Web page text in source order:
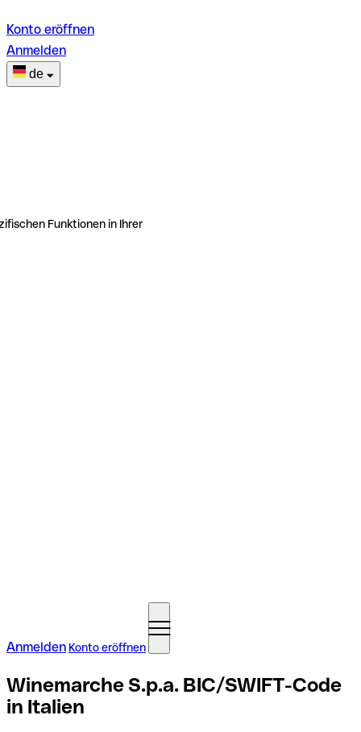
Konto eröffnen
Anmelden
de
Funktionen in Ihrer
Anmelden Konto eröffnen
Winemarche S.p.a. BIC/SWIFT-Code
in Italien